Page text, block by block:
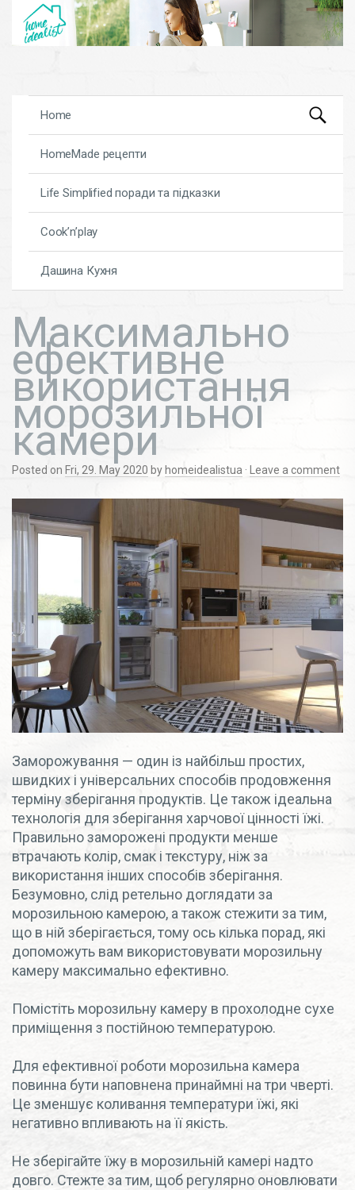
Skip to content
Home
HomeMade рецепти
Life Simplified поради та підказки
Cook’n’play
Дашина Кухня
Search
for:
Максимально
ефективне
використання
морозильної
камери
Posted on Fri, 29. May 2020 by homeidealistua · Leave a comment
Заморожування — один із найбільш простих,
швидких і універсальних способів продовження
терміну зберігання продуктів. Це також ідеальна
технологія для зберігання харчової цінності їжі.
Правильно заморожені продукти менше
втрачають колір, смак і текстуру, ніж за
використання інших способів зберігання.
Безумовно, слід ретельно доглядати за
морозильною камерою, а також стежити за тим,
що в ній зберігається, тому ось кілька порад, які
допоможуть вам використовувати морозильну
камеру максимально ефективно.
Помістіть морозильну камеру в прохолодне сухе
приміщення з постійною температурою.
Для ефективної роботи морозильна камера
повинна бути наповнена принаймні на три чверті.
Це зменшує коливання температури їжі, які
негативно впливають на її якість.
Не зберігайте їжу в морозильній камері надто
довго. Стежте за тим, щоб регулярно оновлювати